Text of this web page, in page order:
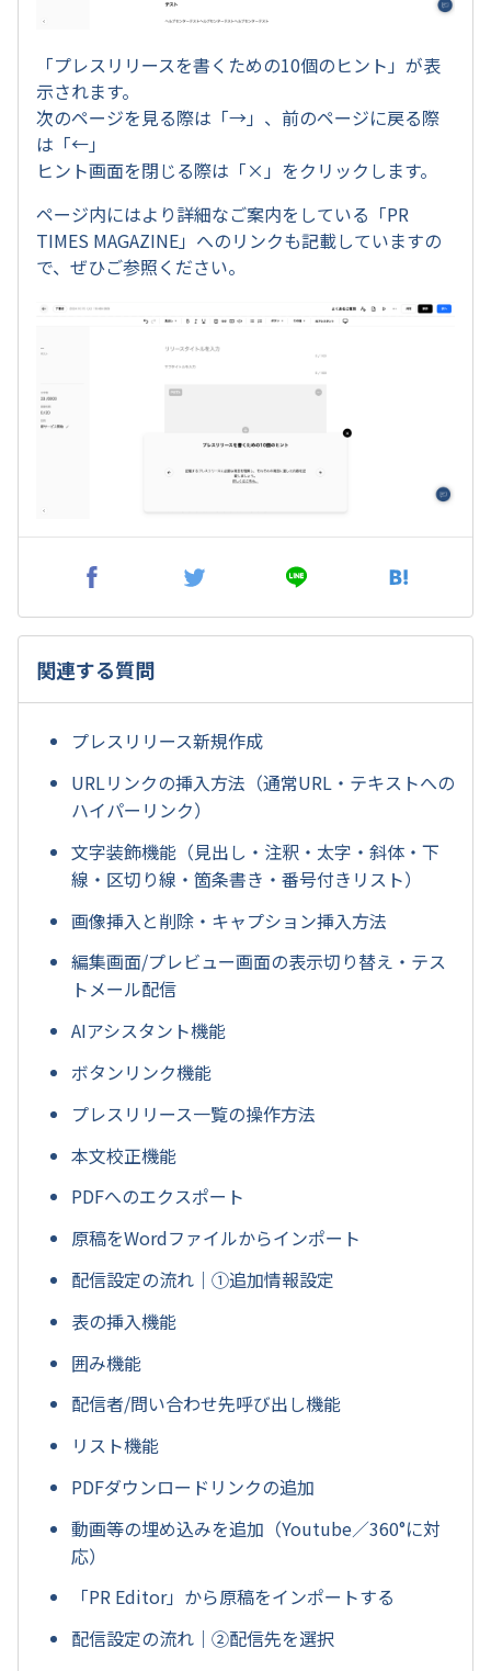
「プレスリリースを書くための10個のヒント」が表
示されます。
次のページを見る際は「→」、前のページに戻る際
は「←」
ヒント画面を閉じる際は「×」をクリックします。
ページ内にはより詳細なご案内をしている「PR
TIMES MAGAZINE」へのリンクも記載していますの
で、ぜひご参照ください。
関連する質問
プレスリリース新規作成
URLリンクの挿入方法（通常URL・テキストへの
ハイパーリンク）
文字装飾機能（見出し・注釈・太字・斜体・下
線・区切り線・箇条書き・番号付きリスト）
画像挿入と削除・キャプション挿入方法
編集画面/プレビュー画面の表示切り替え・テス
トメール配信
AIアシスタント機能
ボタンリンク機能
プレスリリース一覧の操作方法
本文校正機能
PDFへのエクスポート
原稿をWordファイルからインポート
配信設定の流れ｜①追加情報設定
表の挿入機能
囲み機能
配信者/問い合わせ先呼び出し機能
リスト機能
PDFダウンロードリンクの追加
動画等の埋め込みを追加（Youtube／360°に対
応）
「PR Editor」から原稿をインポートする
配信設定の流れ｜②配信先を選択